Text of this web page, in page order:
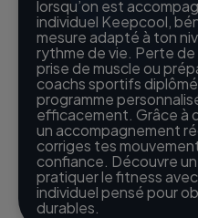
lorsqu’on est
individuel Keepcool,
mesure adapté à ton
rythme de vie. Perte
prise de muscle ou
coachs sportifs
programme
efficacement. Grâce à
un accompagnement
corriges tes
confiance. Découvre
pratiquer le fitness
individuel pensé pour
durables.